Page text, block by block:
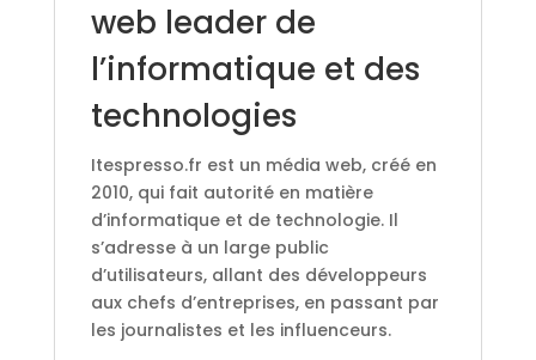
web leader de
l’informatique et des
technologies
Itespresso.fr est un média web, créé en
2010, qui fait autorité en matière
d’informatique et de technologie. Il
s’adresse à un large public
d’utilisateurs, allant des développeurs
aux chefs d’entreprises, en passant par
les journalistes et les influenceurs.